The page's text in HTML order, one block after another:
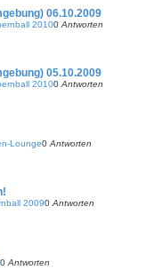
06.10.2009
20100 Antworten
05.10.2009
20100 Antworten
Lounge0 Antworten
20090 Antworten
0 Antworten